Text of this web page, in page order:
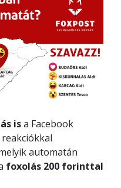
isa Facebook
automatán
foxolás 200 forinttal